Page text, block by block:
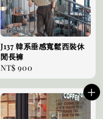
J137 韓系垂感寬鬆西裝休
閒長褲
Regular
price
NT$ 900